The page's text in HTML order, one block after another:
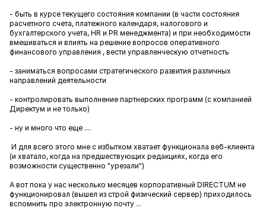
- быть в курсе текущего состояния компании (в части состояния
расчетного счета, платежного календаря, налогового и
бухгалтерского учета, HR и PR менеджмента) и при необходимости
вмешиваться и влиять на решение вопросов оперативного
финансового управления , вести управленческую отчетность
- заниматься вопросами стратегического развития различных
направлений деятельности
- контролировать выполнение партнерских программ (с компанией
Директум и не только)
- ну и много что еще ....
И для всего этого мне с избытком хватает функционала веб-клиента
(и хватало, когда на предшествующих редакциях, когда его
возможности существенно "урезали")
А вот пока у нас несколько месяцев корпоративный DIRECTUM не
функционировал (вышел из строй физический сервер) приходилось
вспомнить про электронную почту ...